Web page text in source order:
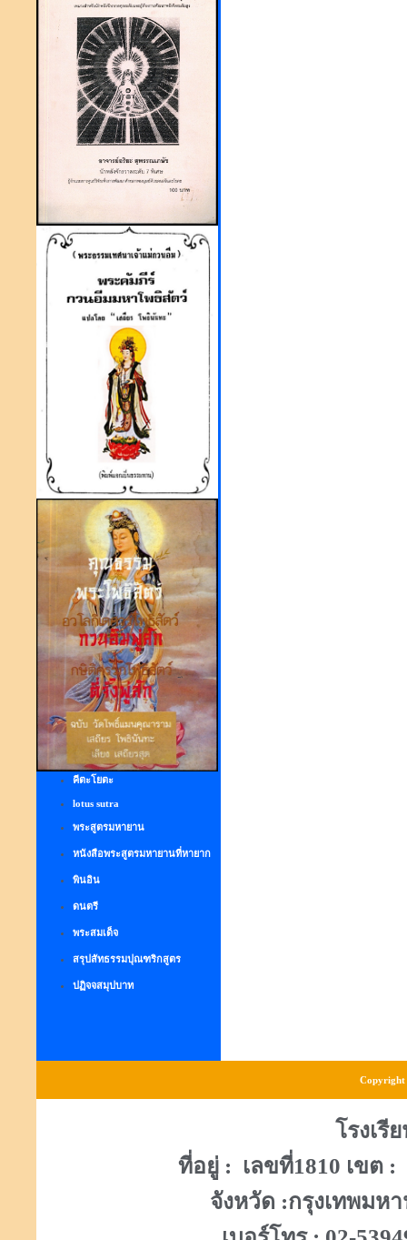
คีตะโยตะ
lotus sutra
พระสูตรมหายาน
หนังสือพระสูตรมหายานที่หายาก
พินอิน
ดนตรี
พระสมเด็จ
สรุปสัทธรรมปุณฑริกสูตร
ปฏิจจสมุปบาท
Copyright
โรงเรี
ที่อยู่ : เลขที่1810 เขต :
จังหวัด :กรุงเทพม